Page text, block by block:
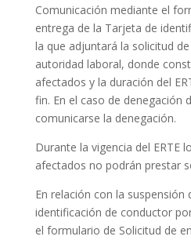
Comunicación mediante el
entrega de la Tarjeta de
la que adjuntará la solicitud de
autoridad laboral, donde
afectados y la duración del
fin. En el caso de denegación
comunicarse la denegación.
Durante la vigencia del ERTE
afectados no podrán prestar
En relación con la suspensión
identificación de conductor
el formulario de Solicitud de